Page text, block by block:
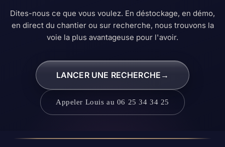
Dites-nous ce que vous voulez. En déstockage, en démo,
en direct du chantier ou sur recherche, nous trouvons la
voie la plus avantageuse pour l'avoir.
LANCER UNE RECHERCHE →
Appeler Louis au 06 25 34 34 25